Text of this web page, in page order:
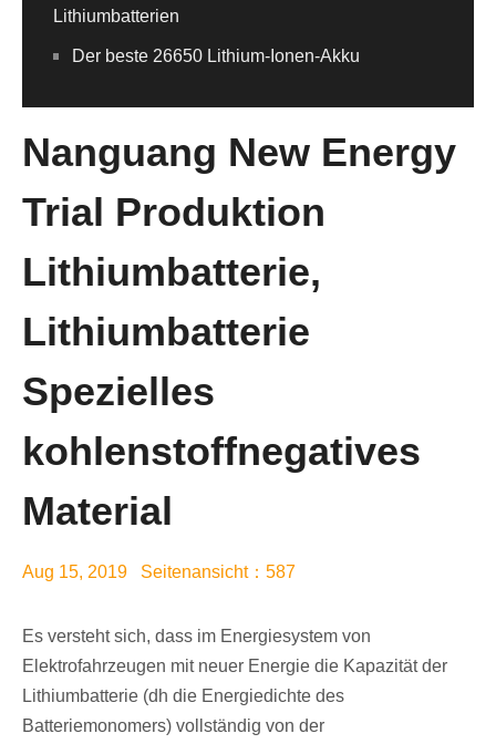
Lithiumbatterien
Der beste 26650 Lithium-Ionen-Akku
Nanguang New Energy
Trial Produktion
Lithiumbatterie,
Lithiumbatterie
Spezielles
kohlenstoffnegatives
Material
Aug 15, 2019 Seitenansicht：587
Es versteht sich, dass im Energiesystem von
Elektrofahrzeugen mit neuer Energie die Kapazität der
Lithiumbatterie (dh die Energiedichte des
Batteriemonomers) vollständig von der